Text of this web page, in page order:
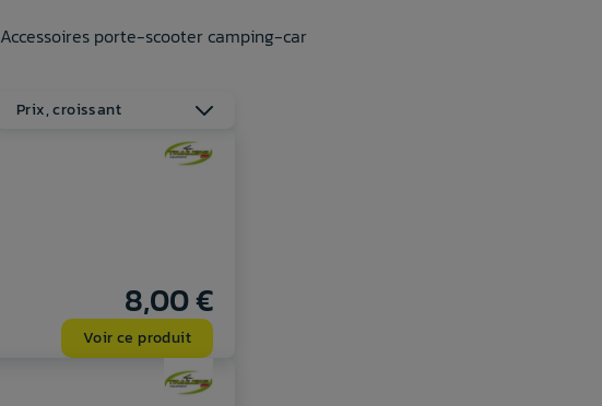
Accessoires porte-scooter camping-car
Prix, croissant
8,00 €
Voir ce produit